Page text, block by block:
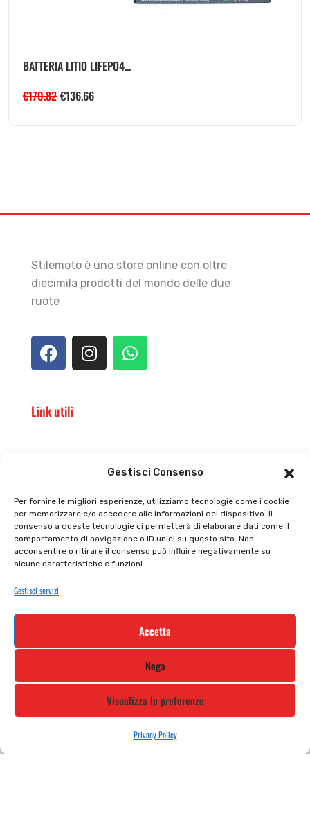
Gestisci Consenso
Per fornire le migliori esperienze, utilizziamo tecnologie come i cookie
per memorizzare e/o accedere alle informazioni del dispositivo. Il
consenso a queste tecnologie ci permetterà di elaborare dati come il
comportamento di navigazione o ID unici su questo sito. Non
acconsentire o ritirare il consenso può influire negativamente su
alcune caratteristiche e funzioni.
Gestisci servizi
Accetta
Nega
Visualizza le preferenze
Privacy Policy
BATTERIA LITIO LIFEPO4...
€170.82 €136.66
Stilemoto è uno store online con oltre
diecimila prodotti del mondo delle due
ruote
Link utili
Privacy policy
Cookie policy
Tutti prodotti
Termini e condizioni
Iscriviti alla nostra newsletter e rimani